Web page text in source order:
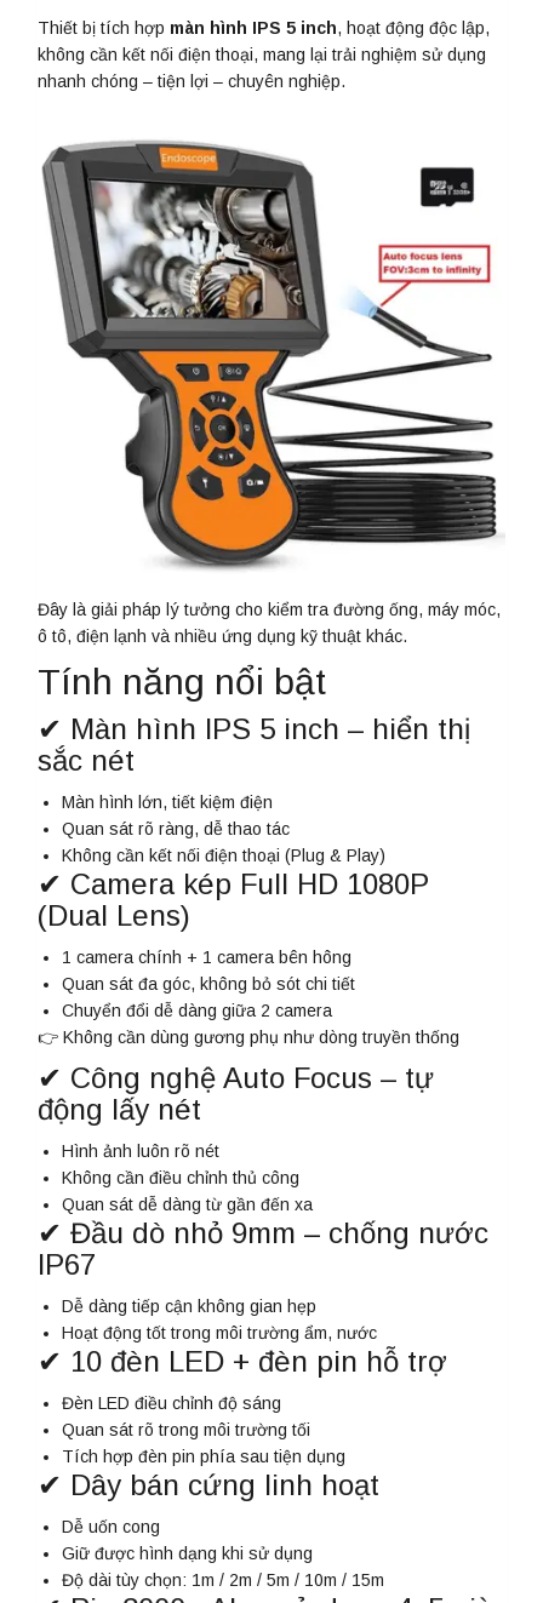
Thiết bị tích hợp màn hình IPS 5 inch, hoạt động độc lập,
không cần kết nối điện thoại, mang lại trải nghiệm sử dụng
nhanh chóng – tiện lợi – chuyên nghiệp.
Đây là giải pháp lý tưởng cho kiểm tra đường ống, máy móc,
ô tô, điện lạnh và nhiều ứng dụng kỹ thuật khác.
Tính năng nổi bật
✔ Màn hình IPS 5 inch – hiển thị
sắc nét
Màn hình lớn, tiết kiệm điện
Quan sát rõ ràng, dễ thao tác
Không cần kết nối điện thoại (Plug & Play)
✔ Camera kép Full HD 1080P
(Dual Lens)
1 camera chính + 1 camera bên hông
Quan sát đa góc, không bỏ sót chi tiết
Chuyển đổi dễ dàng giữa 2 camera
👉 Không cần dùng gương phụ như dòng truyền thống
✔ Công nghệ Auto Focus – tự
động lấy nét
Hình ảnh luôn rõ nét
Không cần điều chỉnh thủ công
Quan sát dễ dàng từ gần đến xa
✔ Đầu dò nhỏ 9mm – chống nước
IP67
Dễ dàng tiếp cận không gian hẹp
Hoạt động tốt trong môi trường ẩm, nước
✔ 10 đèn LED + đèn pin hỗ trợ
Đèn LED điều chỉnh độ sáng
Quan sát rõ trong môi trường tối
Tích hợp đèn pin phía sau tiện dụng
✔ Dây bán cứng linh hoạt
Dễ uốn cong
Giữ được hình dạng khi sử dụng
Độ dài tùy chọn: 1m / 2m / 5m / 10m / 15m